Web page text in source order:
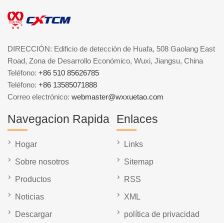
DIRECCIÓN: Edificio de detección de Huafa, 508 Gaolang East
Road, Zona de Desarrollo Económico, Wuxi, Jiangsu, China
Teléfono: +86 510 85626785
Teléfono: +86 13585071888
Correo electrónico: webmaster@wxxuetao.com
Navegacion Rapida
Hogar
Sobre nosotros
Productos
Noticias
Descargar
Enlaces
Links
Sitemap
RSS
XML
política de privacidad